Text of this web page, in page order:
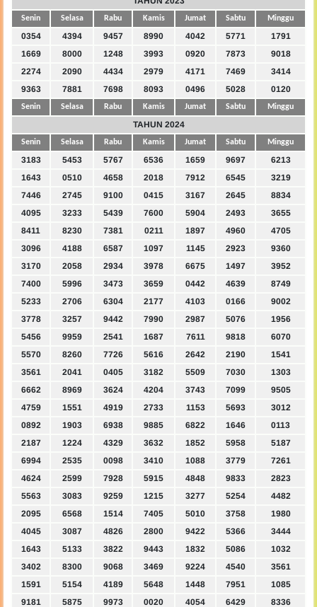
Senin Selasa Rabu Kamis Jumat Sabtu Minggu
0354 4394 9457 8990 4042 5771
1791
1669
8000 1248 3993 0920 7873
9018
2274
2090 4434 2979 4171 7469
3414
9363
7881 7698 8093 0496 5028 0120
Senin Selasa Rabu Kamis Jumat Sabtu Minggu
TAHUN 2024
Senin Selasa Rabu Kamis Jumat Sabtu Minggu
3183 5453 5767 6536 1659 9697
6213
1643
0510 4658 2018 7912 6545
3219
7446
2745 9100 0415 3167 2645
8834
4095
3233 5439 7600 5904 2493
3655
8411
8230 7381 0211 1897 4960
4705
3096
4188 6587 1097 1145 2923
9360
3170
2058 2934 3978 6675 1497
3952
7400
5996 3473 3659 0442 4639
8749
5233
2706 6304 2177 4103 0166
9002
3778
3257 9442 7990 2987 5076
1956
5456
9959 2541 1687 7611 9818
6070
5570
8260 7726 5616 2642 2190
1541
3561
2041 0405 3182 5509 7030
1303
6662
8969 3624 4204 3743 7099
9505
4759
1551 4919 2733 1153 5693
3012
0892
1903 6938 9885 6822 1646
0113
2187
1224 4329 3632 1852 5958
5187
6994
2535 0098 3410 1088 3779
7261
4624
2599 7928 5915 4848 9833
2823
5563
3083 9259 1215 3277 5254
4482
2095
6568 1514 7405 5010 3758
1980
4045
3087 4826 2800 9422 5366
3444
1643
5133 3822 9443 1832 5086
1032
3402
8300 9068 3469 9224 4540
3561
1591
5154 4189 5648 1448 7951
1085
9181
5875 9973 0020 4054 6429 8336